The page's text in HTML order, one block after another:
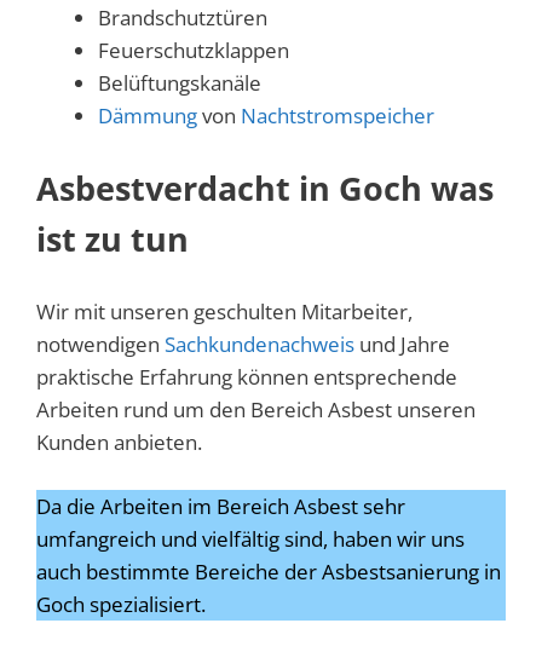
Brandschutztüren
Feuerschutzklappen
Belüftungskanäle
Dämmungvon Nachtstromspeicher
Asbestverdacht in Goch was
ist zu tun
Wir mit unseren geschulten Mitarbeiter,
notwendigen Sachkundenachweis und Jahre
praktische Erfahrung können entsprechende
Arbeiten rund um den Bereich Asbest unseren
Kunden anbieten.
Da die Arbeiten im Bereich Asbest sehr
umfangreich und vielfältig sind, haben wir uns
auch bestimmte Bereiche der Asbestsanierung in
Goch spezialisiert.